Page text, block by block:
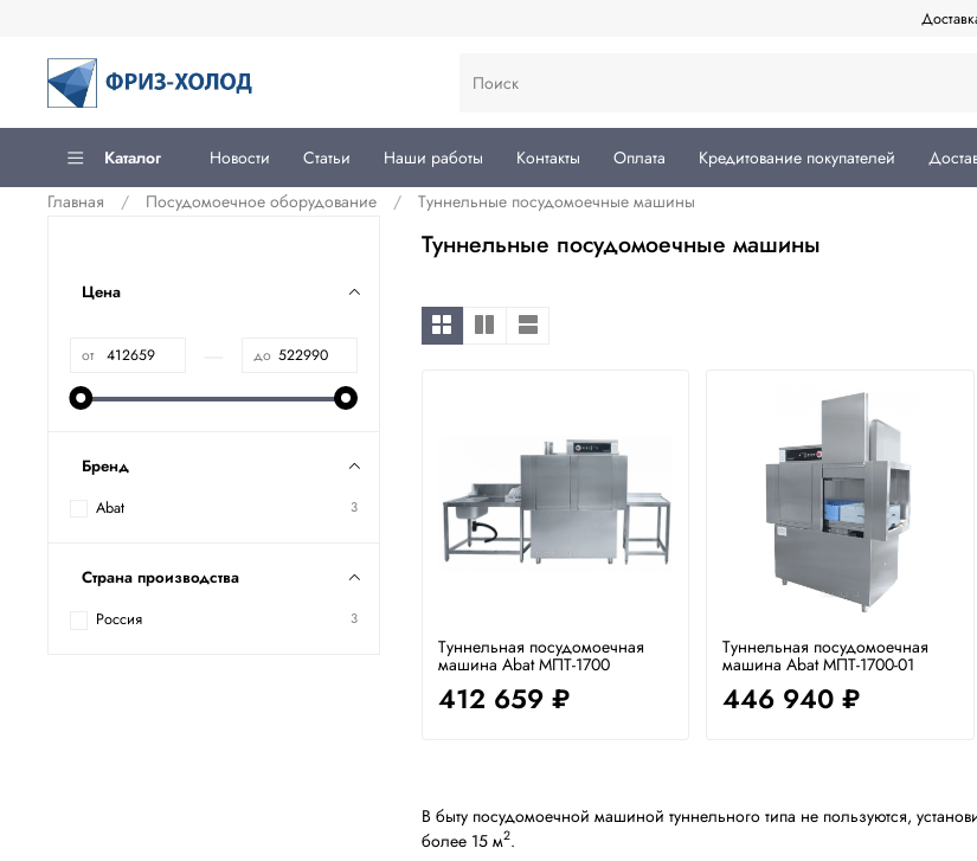
Каталог Новости Статьи Наши работы Контакты Оплата Кредитование покупателей
Главная
Посудомоечное оборудование Туннельные посудомоечные машины
Туннельные посудомоечные машины
Туннельная посудомоечная
машина Abat МПТ-1700
412 659 ₽
Туннельная посудомоечная
машина Abat МПТ-1700-01
446 940 ₽
В быту посудомоечной машиной туннельного типа не пользуются,
более 15 м2.
Цена
от до
Бренд
Abat 3
Страна производства
Россия 3